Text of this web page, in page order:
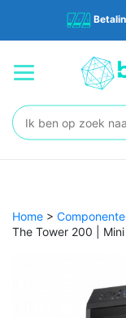
Zoeken:
Home >
The Tower 200 |